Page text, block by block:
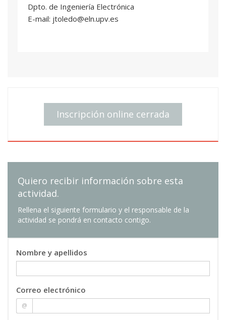
Dpto. de Ingeniería Electrónica
E-mail: jtoledo@eln.upv.es
Inscripción online cerrada
Quiero recibir información sobre esta
actividad.
Rellena el siguiente formulario y el responsable de la
actividad se pondrá en contacto contigo.
Nombre y apellidos
Correo electrónico
@